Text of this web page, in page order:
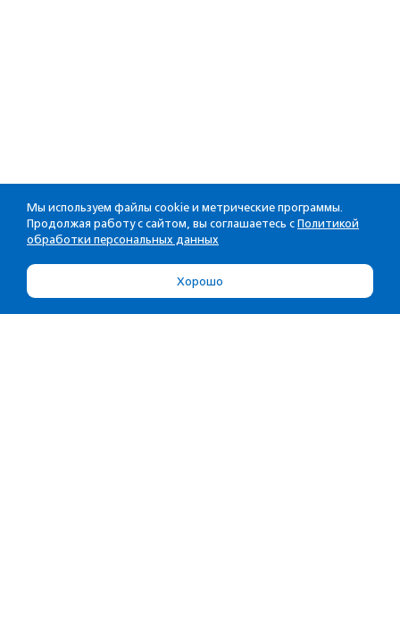
Мы используем файлы cookie и метрические программы.
Продолжая работу с сайтом, вы соглашаетесь с Политикой
обработки персональных данных
Хорошо